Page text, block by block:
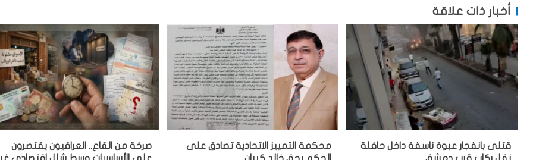
أخبار ذات علاقة
قتلى بانفجار عبوة ناسفة داخل حافلة
محكمة التمييز الاتحادية تصادق على
صرخة من القاع.. العراقيون يقتصرون